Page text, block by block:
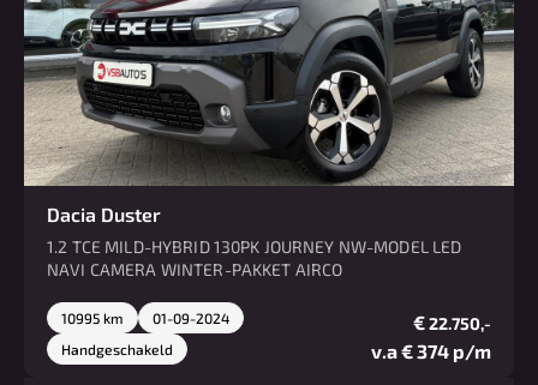
Dacia Duster
1.2 TCE MILD-HYBRID 130PK JOURNEY NW-MODEL LED
NAVI CAMERA WINTER-PAKKET AIRCO
10995 km
01-09-2024
Handgeschakeld
€22.750,-
v.a € 374 p/m